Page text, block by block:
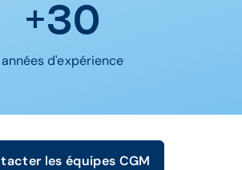
+30
années d'expérience
les équipes CGM